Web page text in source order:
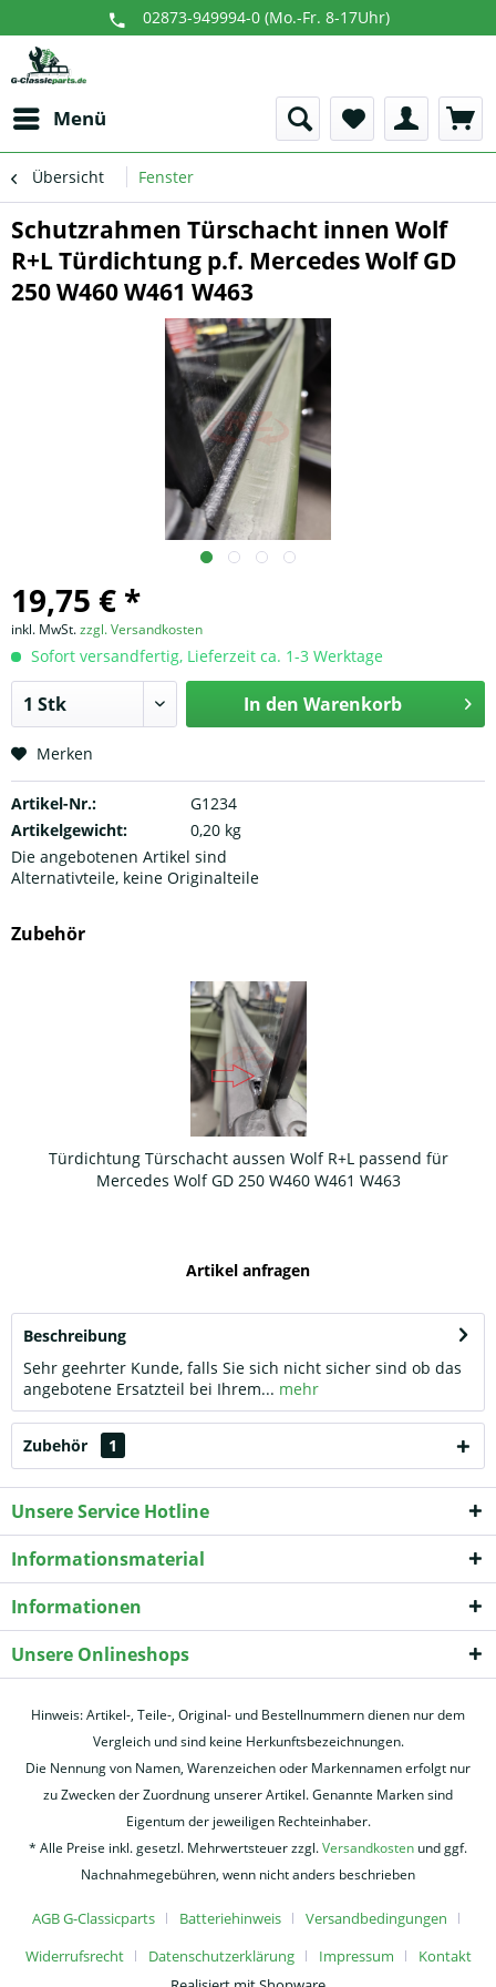
02873-949994-0 (Mo.-Fr. 8-17Uhr)
Menü
Übersicht Fenster
Schutzrahmen Türschacht innen Wolf
R+L Türdichtung p.f. Mercedes Wolf GD
250 W460 W461 W463
19,75 € *
inkl. MwSt.zzgl. Versandkosten
Sofort versandfertig, Lieferzeit ca. 1-3 Werktage
In den Warenkorb
Merken
Artikel-Nr.:
G1234
Artikelgewicht:
0,20 kg
Die angebotenen Artikel sind
Alternativteile, keine Originalteile
Zubehör
Türdichtung Türschacht aussen Wolf R+L passend für
Mercedes Wolf GD 250 W460 W461 W463
Artikel anfragen
Beschreibung
Sehr geehrter Kunde, falls Sie sich nicht sicher sind ob das
angebotene Ersatzteil bei Ihrem... mehr
Zubehör 1
Unsere Service Hotline
Informationsmaterial
Informationen
Unsere Onlineshops
Hinweis: Artikel-, Teile-, Original- und Bestellnummern dienen nur dem
Vergleich und sind keine Herkunftsbezeichnungen.
Die Nennung von Namen, Warenzeichen oder Markennamen erfolgt nur
zu Zwecken der Zuordnung unserer Artikel. Genannte Marken sind
Eigentum der jeweiligen Rechteinhaber.
* Alle Preise inkl. gesetzl. Mehrwertsteuer zzgl.Versandkosten und ggf.
Nachnahmegebühren, wenn nicht anders beschrieben
AGB G-Classicparts Batteriehinweis
Versandbedingungen
Widerrufsrecht
Datenschutzerklärung Impressum
Kontakt